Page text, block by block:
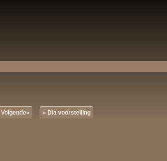
Volgende» » Dia voorstelling